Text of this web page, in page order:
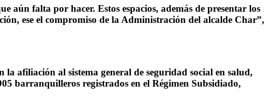
aún falta por hacer. Estos espacios, además de presentar los
ese el compromiso de la Administración del alcalde Char”,
afiliación al sistema general de seguridad social en salud,
barranquilleros registrados en el Régimen Subsidiado,